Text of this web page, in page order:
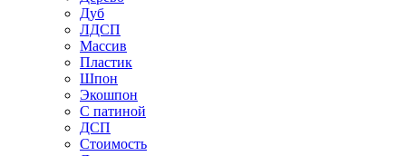
Дуб
ЛДСП
Массив
Пластик
Шпон
Экошпон
С патиной
ДСП
Стоимость